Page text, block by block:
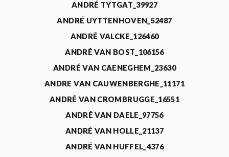
ANDRÉ TYTGAT_39927
ANDRÉ UYTTENHOVEN_52487
ANDRÉ VALCKE_126460
ANDRÉ VAN BOST_106156
ANDRÉ VAN CAENEGHEM_23630
ANDRE VAN CAUWENBERGHE_11171
ANDRÉ VAN CROMBRUGGE_16551
ANDRÉ VAN DAELE_97756
ANDRÉ VAN HOLLE_21137
ANDRÉ VAN HUFFEL_4376